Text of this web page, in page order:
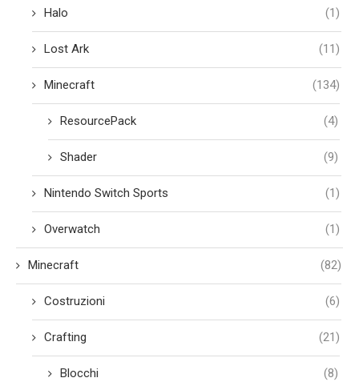
Halo (1)
Lost Ark (11)
Minecraft (134)
ResourcePack (4)
Shader (9)
Nintendo Switch Sports (1)
Overwatch (1)
Minecraft (82)
Costruzioni (6)
Crafting (21)
Blocchi (8)